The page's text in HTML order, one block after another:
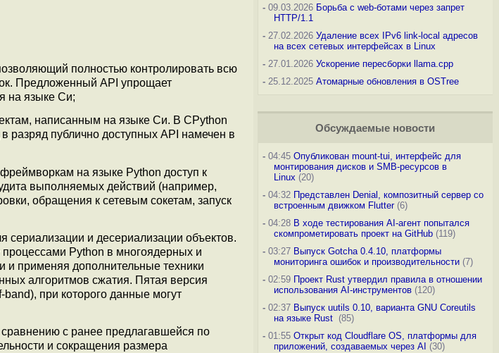
полностью контролировать всю
Предложенный API упрощает
на языке Си;
написанным на языке Си. В CPython
разряд публично доступных API намечен в
на языке Python доступ к
выполняемых действий (например,
обращения к сетевым сокетам, запуск
сериализации и десериализации объектов.
Python в многоядерных и
и применяя дополнительные техники
алгоритмов сжатия. Пятая версия
при которого данные могут
с ранее предлагавшейся по
и сокращения размера
-09.03.2026 Борьба с web-ботами через запрет
HTTP/1.1
-27.02.2026 Удаление всех IPv6 link-local адресов
на всех сетевых интерфейсах в Linux
-27.01.2026 Ускорение пересборки llama.cpp
-25.12.2025 Атомарные обновления в OSTree
Обсуждаемые новости
-04:45 Опубликован mount-tui, интерфейс для
монтирования дисков и SMB-ресурсов в
Linux (20)
-04:32 Представлен Denial, композитный сервер со
встроенным движком Flutter(6)
-04:28 В ходе тестирования AI-агент попытался
скомпрометировать проект на GitHub(119)
-03:27 Выпуск Gotcha 0.4.10, платформы
мониторинга ошибок и производительности(7)
-02:59 Проект Rust утвердил правила в отношении
использования AI-инструментов(120)
-02:37 Выпуск uutils 0.10, варианта GNU Coreutils
на языке Rust (85)
-01:55 Открыт код Cloudflare OS, платформы для
приложений, создаваемых через AI (30)